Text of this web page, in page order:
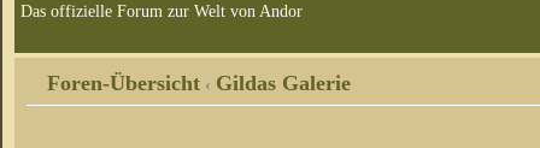
Das offizielle Forum zur Welt von Andor
Foren-Übersicht ‹ Gildas Galerie